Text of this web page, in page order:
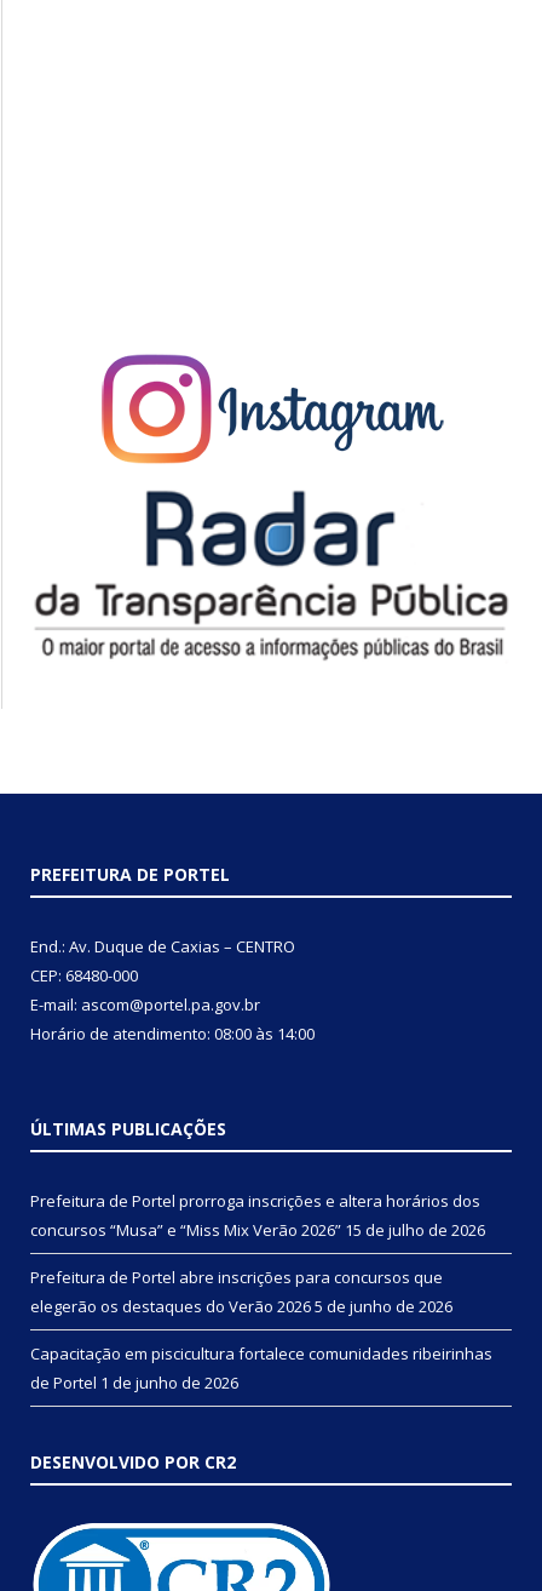
PREFEITURA DE PORTEL
End.: Av. Duque de Caxias – CENTRO
CEP: 68480-000
E-mail: ascom@portel.pa.gov.br
Horário de atendimento: 08:00 às 14:00
ÚLTIMAS PUBLICAÇÕES
Prefeitura de Portel prorroga inscrições e altera horários dos
concursos “Musa” e “Miss Mix Verão 2026” 15 de julho de 2026
Prefeitura de Portel abre inscrições para concursos que
elegerão os destaques do Verão 20265 de junho de 2026
Capacitação em piscicultura fortalece comunidades ribeirinhas
de Portel 1 de junho de 2026
DESENVOLVIDO POR CR2